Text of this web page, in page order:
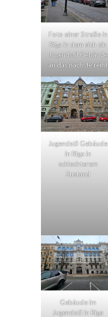
Foto einer Straße in
Riga in dem sich ein
Jugendstil Gebäude
an das nächste reiht
Jugendstil Gebäude
in Riga in
schlechterem
Zustand
Gebäude im
Jugendstil in Riga